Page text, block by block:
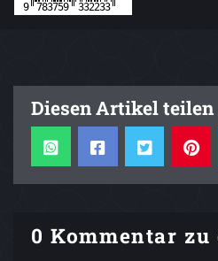
Diesen Artikel teilen
0 Kommentar zu